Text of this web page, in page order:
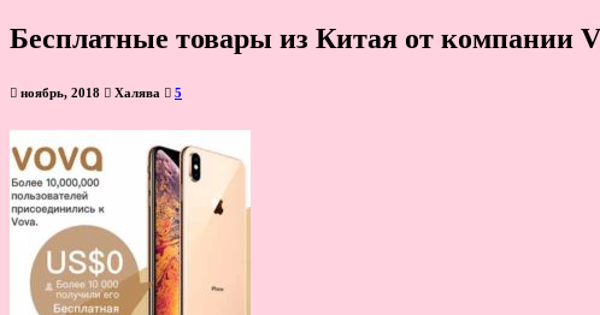
Бесплатные товары из Китая от компании
ноябрь, 2018 Халява 5